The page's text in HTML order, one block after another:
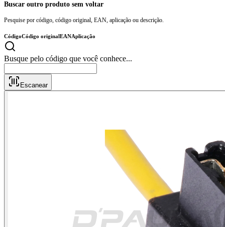
Buscar outro produto sem voltar
Pesquise por código, código original, EAN, aplicação ou descrição.
CódigoCódigo originalEANAplicação
Busque pelo código
Escanear